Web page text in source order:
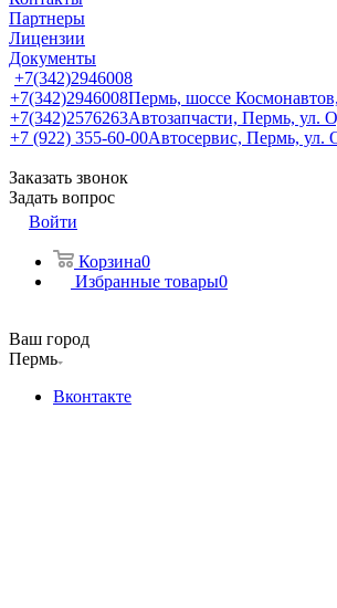
Партнеры
Лицензии
Документы
+7(342)2946008
+7(342)2946008Пермь, шоссе
+7(342)2576263Автозапчасти, Пермь, ул.
+7 (922) 355-60-00Автосервис, Пермь, ул.
Заказать звонок
Задать вопрос
Войти
Корзина0
Избранные товары0
Ваш город
Пермь
Вконтакте